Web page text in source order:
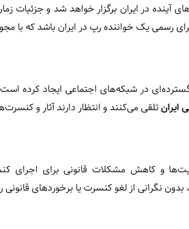
آینده در ایران برگزار خواهد شد و جزئیات
یک خواننده رپ در ایران باشد که با
در شبکه‌های اجتماعی ایجاد کرده است.
ایرانتلقی می‌کنند و انتظار دارند آثار و
و کاهش مشکلات قانونی برای اجرای
نگرانی از لغو کنسرت یا برخوردهای